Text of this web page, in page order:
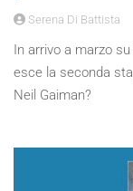
Serena Di Battista
In arrivo a marzo
esce la seconda
Neil Gaiman?